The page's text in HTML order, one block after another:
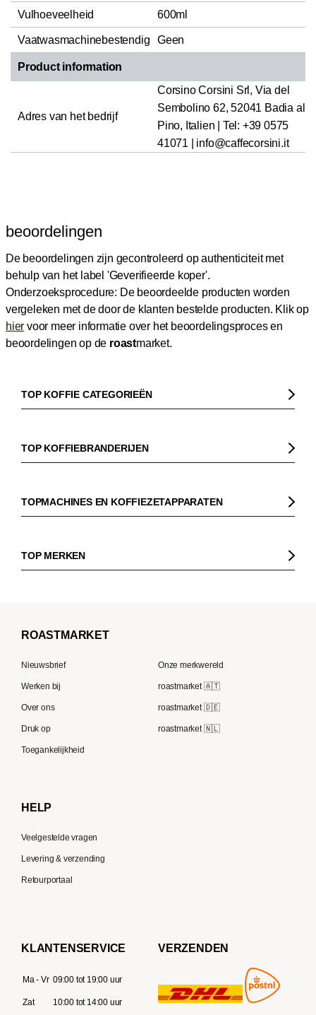
Vulhoeveelheid 600ml
Vaatwasmachinebestendig Geen
Product information
Adres van het bedrijf
Corsino Corsini Srl, Via del
Sembolino 62, 52041 Badia al
Pino, Italien | Tel: +39 0575
41071 | info@caffecorsini.it
beoordelingen
De beoordelingen zijn gecontroleerd op authenticiteit met
behulp van het label 'Geverifieerde koper'.
Onderzoeksprocedure: De beoordeelde producten worden
vergeleken met de door de klanten bestelde producten. Klik op
hier voor meer informatie over het beoordelingsproces en
beoordelingen op de roastmarket.
TOP KOFFIE CATEGORIEËN
Koffiebonen
Biologische koffie
Espresso
French Press koffie
TOP KOFFIEBRANDERIJEN
Dinzler
Elbgold
Tre Forze
Lavazza
Berliner Kaffeerösterei
Speicherstadt Kaffee
Supremo
TOPMACHINES EN KOFFIEZETAPPARATEN
Pistonmachines
Filter koffiezetapparaten
TOP MERKEN
Moccamaster
ROASTMARKET
Nieuwsbrief
Werken bij
Over ons
Druk op
Toegankelijkheid
Onze merkwereld
roastmarket 🇦🇹
roastmarket 🇩🇪
roastmarket 🇳🇱
HELP
Veelgestelde vragen
Levering & verzending
Retourportaal
KLANTENSERVICE
Ma - Vr 09:00 tot 19:00 uur
Zat 10:00 tot 14:00 uur
VERZENDEN